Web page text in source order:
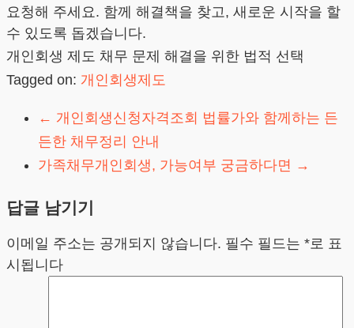
요청해 주세요. 함께 해결책을 찾고, 새로운 시작을 할
수 있도록 돕겠습니다.
개인회생 제도 채무 문제 해결을 위한 법적 선택
Tagged on: 개인회생제도
← 개인회생신청자격조회 법률가와 함께하는 든
든한 채무정리 안내
가족채무개인회생, 가능여부 궁금하다면 →
답글 남기기
이메일 주소는 공개되지 않습니다. 필수 필드는 *로 표
시됩니다